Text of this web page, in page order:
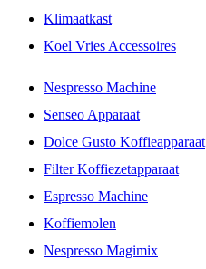
Klimaatkast
Koel Vries Accessoires
Nespresso Machine
Senseo Apparaat
Dolce Gusto Koffieapparaat
Filter Koffiezetapparaat
Espresso Machine
Koffiemolen
Nespresso Magimix